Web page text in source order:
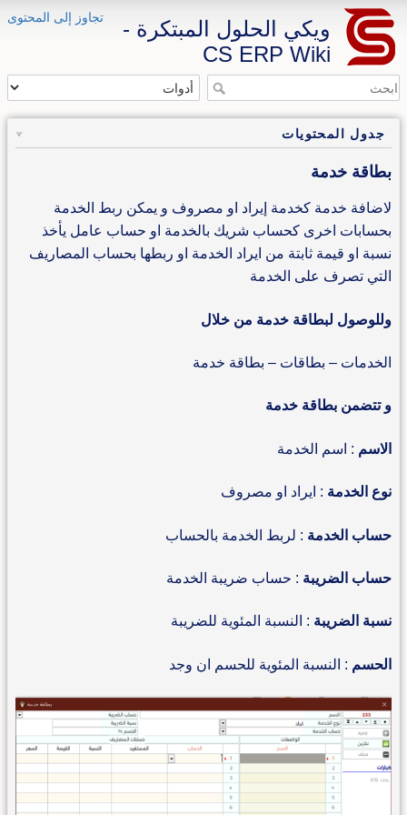
تجاوز إلى المحتوى
ويكي الحلول المبتكرة -
CS ERP Wiki
جدول المحتويات
بطاقة خدمة
لاضافة خدمة كخدمة إيراد او مصروف و يمكن ربط الخدمة
بحسابات اخرى كحساب شريك بالخدمة او حساب عامل يأخذ
نسبة او قيمة ثابتة من ايراد الخدمة او ربطها بحساب المصاريف
التي تصرف على الخدمة
وللوصول لبطاقة خدمة من خلال
الخدمات – بطاقات – بطاقة خدمة
و تتضمن بطاقة خدمة
الاسم : اسم الخدمة
نوع الخدمة : ايراد او مصروف
حساب الخدمة : لربط الخدمة بالحساب
حساب الضريبة : حساب ضريبة الخدمة
نسبة الضريبة : النسبة المئوية للضريبة
الحسم : النسبة المئوية للحسم ان وجد